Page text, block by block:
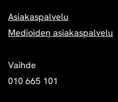
Asiakaspalvelu
Medioiden asiakaspalvelu
Vaihde
010 665 101